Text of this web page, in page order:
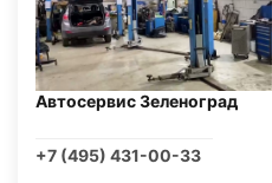
Автосервис Зеленоград
+7 (495) 431-00-33